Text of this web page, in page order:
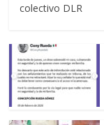
colectivo DLR